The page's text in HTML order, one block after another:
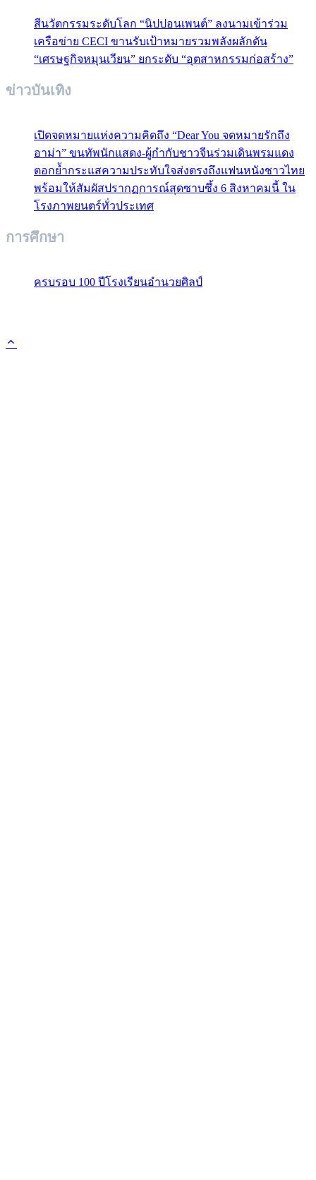
สีนวัตกรรมระดับโลก “นิปปอนเพนต์” ลงนามเข้าร่วม
เครือข่าย CECI ขานรับเป้าหมายรวมพลังผลักดัน
“เศรษฐกิจหมุนเวียน” ยกระดับ “อุตสาหกรรมก่อสร้าง”
ข่าวบันเทิง
เปิดจดหมายแห่งความคิดถึง “Dear You จดหมายรักถึง
อาม่า” ขนทัพนักแสดง-ผู้กำกับชาวจีนร่วมเดินพรมแดง
ตอกย้ำกระแสความประทับใจส่งตรงถึงแฟนหนังชาวไทย
พร้อมให้สัมผัสปรากฏการณ์สุดซาบซึ้ง 6 สิงหาคมนี้ ใน
โรงภาพยนตร์ทั่วประเทศ
การศึกษา
ครบรอบ 100 ปีโรงเรียนอำนวยศิลป์